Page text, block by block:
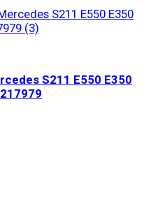
S211 E550 E350